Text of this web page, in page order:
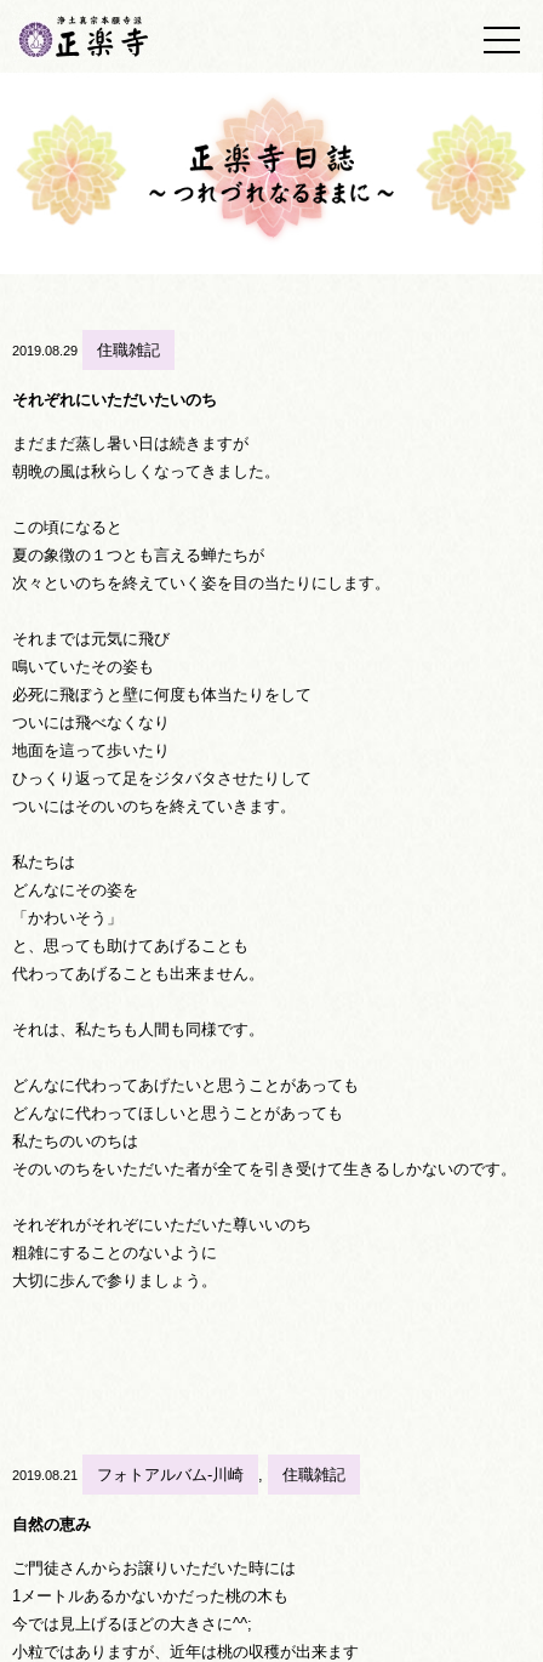
トップ
浄土真宗について
墓地・墓苑
仏事の心得
アクセス
2019.08.29 住職雑記
それぞれにいただいたいのち
まだまだ蒸し暑い日は続きますが
朝晩の風は秋らしくなってきました。
この頃になると
夏の象徴の１つとも言える蝉たちが
次々といのちを終えていく姿を目の当たりにします。
それまでは元気に飛び
鳴いていたその姿も
必死に飛ぼうと壁に何度も体当たりをして
ついには飛べなくなり
地面を這って歩いたり
ひっくり返って足をジタバタさせたりして
ついにはそのいのちを終えていきます。
私たちは
どんなにその姿を
「かわいそう」
と、思っても助けてあげることも
代わってあげることも出来ません。
それは、私たちも人間も同様です。
どんなに代わってあげたいと思うことがあっても
どんなに代わってほしいと思うことがあっても
私たちのいのちは
そのいのちをいただいた者が全てを引き受けて生きるしかないのです。
それぞれがそれぞにいただいた尊いいのち
粗雑にすることのないように
大切に歩んで参りましょう。
2019.08.21 フォトアルバム-川崎 住職雑記
自然の恵み
ご門徒さんからお譲りいただいた時には
1メートルあるかないかだった桃の木も
今では見上げるほどの大きさに^^;
小粒ではありますが、近年は桃の収穫が出来ます